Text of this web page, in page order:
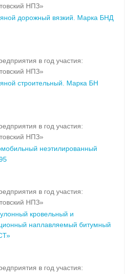
НПЗ»
дорожный вязкий. Марка БНД
в год участия:
НПЗ»
строительный. Марка БН
в год участия:
НПЗ»
неэтилированный
в год участия:
НПЗ»
кровельный и
наплавляемый битумный
в год участия: